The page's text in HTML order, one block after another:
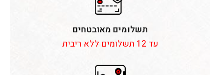
תשלומים מאובטחים
עד 12 תשלומים ללא ריבית